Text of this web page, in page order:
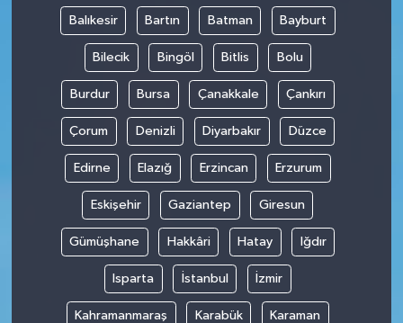
Balıkesir Bartın Batman Bayburt
Bilecik Bingöl Bitlis Bolu
Burdur Bursa Çanakkale Çankırı
Çorum Denizli Diyarbakır Düzce
Edirne Elazığ Erzincan Erzurum
Eskişehir Gaziantep Giresun
Gümüşhane Hakkâri Hatay Iğdır
Isparta İstanbul İzmir
Kahramanmaraş Karabük Karaman